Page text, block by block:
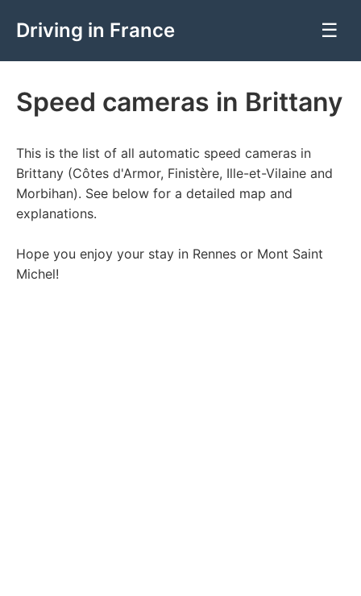
Driving in France ☰
Speed cameras in Brittany
This is the list of all automatic speed cameras in
Brittany (Côtes d'Armor, Finistère, Ille-et-Vilaine and
Morbihan). See below for a detailed map and
explanations.
Hope you enjoy your stay in Rennes or Mont Saint
Michel!